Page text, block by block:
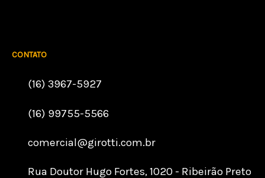
CONTATO
(16) 3967-5927
(16) 99755-5566
comercial@girotti.com.br
Rua Doutor Hugo Fortes, 1020 - Ribeirão Preto